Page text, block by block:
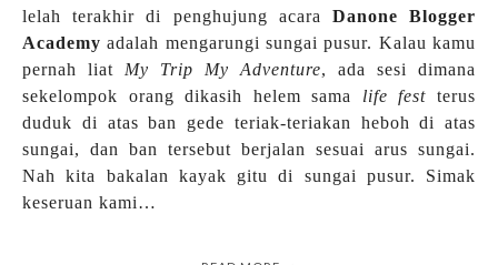
lelah terakhir di penghujung acara Danone Blogger
Academy adalah mengarungi sungai pusur. Kalau kamu
pernah liat My Trip My Adventure, ada sesi dimana
sekelompok orang dikasih helem sama life fest terus
duduk di atas ban gede teriak-teriakan heboh di atas
sungai, dan ban tersebut berjalan sesuai arus sungai.
Nah kita bakalan kayak gitu di sungai pusur. Simak
keseruan kami…